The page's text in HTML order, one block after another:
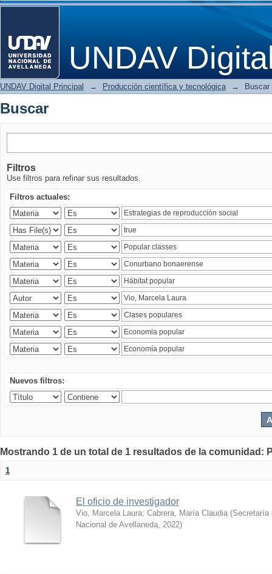
UNDAV
Buscar
UNDAV Digital Principal → Producción científica y tecnológica → Buscar
Buscar
Filtros
Use filtros para refinar sus resultados.
Filtros actuales:
Nuevos filtros:
Mostrando 1 de un total de 1 resultados de la
1
El oficio de investigador
Vio, Marcela Laura; Cabrera, María Claudia (Secretaría
Nacional de Avellaneda, 2022)